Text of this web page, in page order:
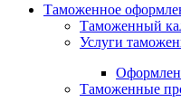
Таможенное
Таможенный
Услуги
Таможенные